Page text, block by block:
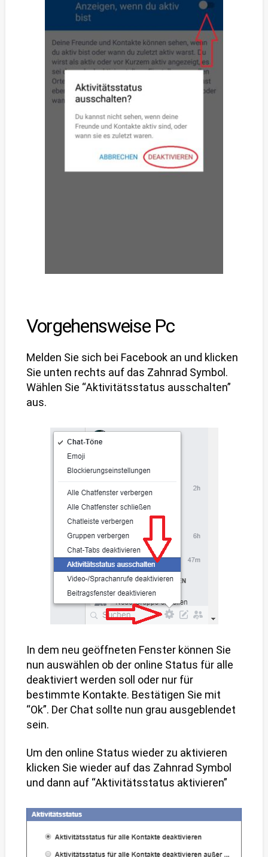
Vorgehensweise Pc
Melden Sie sich bei Facebook an und klicken
Sie unten rechts auf das Zahnrad Symbol.
Wählen Sie “Aktivitätsstatus ausschalten”
aus.
In dem neu geöffneten Fenster können Sie
nun auswählen ob der online Status für alle
deaktiviert werden soll oder nur für
bestimmte Kontakte. Bestätigen Sie mit
“Ok”. Der Chat sollte nun grau ausgeblendet
sein.
Um den online Status wieder zu aktivieren
klicken Sie wieder auf das Zahnrad Symbol
und dann auf “Aktivitätsstatus aktivieren”